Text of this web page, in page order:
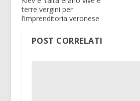
terre vergini per
l’imprenditoria veronese
POST CORRELATI